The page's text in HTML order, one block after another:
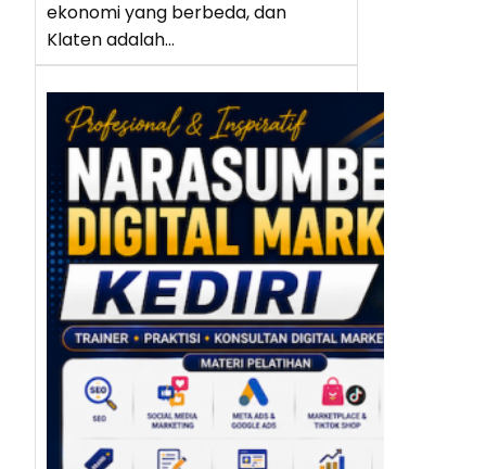
ekonomi yang berbeda, dan
Klaten adalah…